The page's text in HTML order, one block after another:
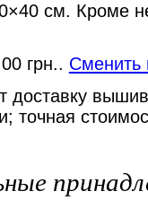
см. Кроме
грн.. Сменить
доставку
точная